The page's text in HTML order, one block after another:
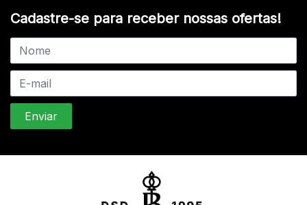
Cadastre-se para receber nossas ofertas!